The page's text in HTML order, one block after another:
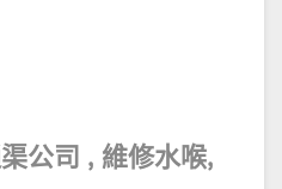
公司 , 維修水喉,